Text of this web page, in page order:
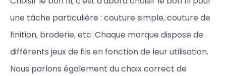
une tâche particulière : couture simple, couture de
finition, broderie, etc. Chaque marque dispose de
différents jeux de fils en fonction de leur utilisation.
Nous parlons également du choix correct de